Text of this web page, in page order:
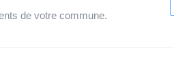
de votre commune.